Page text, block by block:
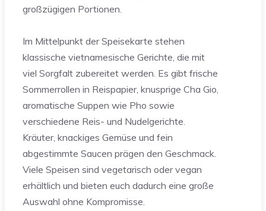
großzügigen Portionen.
Im Mittelpunkt der Speisekarte stehen
klassische vietnamesische Gerichte, die mit
viel Sorgfalt zubereitet werden. Es gibt frische
Sommerrollen in Reispapier, knusprige Cha Gio,
aromatische Suppen wie Pho sowie
verschiedene Reis- und Nudelgerichte.
Kräuter, knackiges Gemüse und fein
abgestimmte Saucen prägen den Geschmack.
Viele Speisen sind vegetarisch oder vegan
erhältlich und bieten euch dadurch eine große
Auswahl ohne Kompromisse.